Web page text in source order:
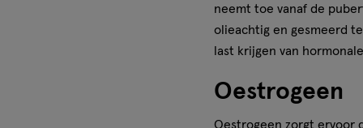
neemt toe vanaf de
olieachtig en gesmeerd
last krijgen van
Oestrogeen
Oestrogeen zorgt ervoor